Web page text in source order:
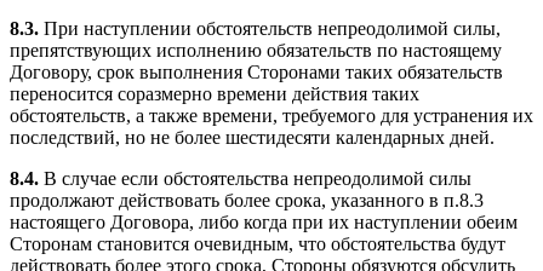
8.3. При наступлении обстоятельств непреодолимой силы,
препятствующих исполнению обязательств по настоящему
Договору, срок выполнения Сторонами таких обязательств
переносится соразмерно времени действия таких
обстоятельств, а также времени, требуемого для устранения их
последствий, но не более шестидесяти календарных дней.
8.4. В случае если обстоятельства непреодолимой силы
продолжают действовать более срока, указанного в п.8.3
настоящего Договора, либо когда при их наступлении обеим
Сторонам становится очевидным, что обстоятельства будут
действовать более этого срока, Стороны обязуются обсудить